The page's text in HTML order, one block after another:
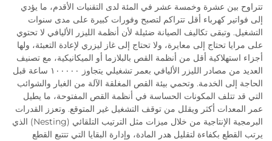
تتراوح بين عشرة وخمسة عشر في المئة لدى التقنيات الأقدم، ما يؤدي
إلى فواتير كهرباء أقل تتراكم لتصبح وفورات كبيرة على مدى سنوات
التشغيل. وتبقى تكاليف الصيانة ضئيلة لأن أنظمة الليزر الأليافي لا تحتوي
على مرايا تحتاج إلى معايرة، ولا تحتاج إلى غاز ليزري لإعادة التعبئة، ولها
أجزاء استهلاكية أقل من أنظمة القص بالبلازما أو الميكانيكية، مع تصنيف
العديد من مصادر الليزر الأليافي بعمر تشغيلي يتجاوز ١٠٠٠٠٠ ساعة قبل
الحاجة إلى الخدمة. وتحمي بيئة القص المغلقة الآلة من الغبار والشوائب
التي قد تتلف المكونات الحساسة في أنظمة القص المفتوحة، ما يطيل
عمر المعدات أكثر ويقلل من توقف التشغيل غير المتوقع. وتعزز القدرات
البرمجية الإنتاجية من خلال ميزات مثل الترتيب التلقائي (Nesting) الذي
يرتب القطع بكفاءة لتقليل هدر المادة، وإدارة البقايا التي تتتبع القطع